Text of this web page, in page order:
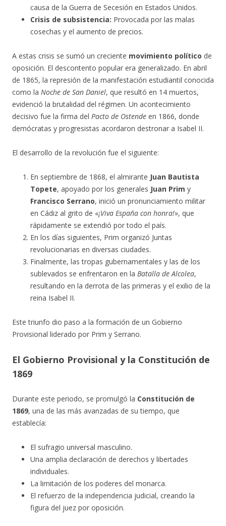
causa de la Guerra de Secesión en Estados Unidos.
Crisis de subsistencia: Provocada por las malas
cosechas y el aumento de precios.
A estas crisis se sumó un creciente movimiento político de
oposición. El descontento popular era generalizado. En abril
de 1865, la represión de la manifestación estudiantil conocida
como la Noche de San Daniel, que resultó en 14 muertos,
evidenció la brutalidad del régimen. Un acontecimiento
decisivo fue la firma del Pacto de Ostende en 1866, donde
demócratas y progresistas acordaron destronar a Isabel II.
El desarrollo de la revolución fue el siguiente:
En septiembre de 1868, el almirante Juan Bautista
Topete, apoyado por los generales Juan Prim y
Francisco Serrano, inició un pronunciamiento militar
en Cádiz al grito de «¡Viva España con honra!», que
rápidamente se extendió por todo el país.
En los días siguientes, Prim organizó Juntas
revolucionarias en diversas ciudades.
Finalmente, las tropas gubernamentales y las de los
sublevados se enfrentaron en la Batalla de Alcolea,
resultando en la derrota de las primeras y el exilio de la
reina Isabel II.
Este triunfo dio paso a la formación de un Gobierno
Provisional liderado por Prim y Serrano.
El Gobierno Provisional y la Constitución de
1869
Durante este periodo, se promulgó la Constitución de
1869, una de las más avanzadas de su tiempo, que
establecía:
El sufragio universal masculino.
Una amplia declaración de derechos y libertades
individuales.
La limitación de los poderes del monarca.
El refuerzo de la independencia judicial, creando la
figura del juez por oposición.